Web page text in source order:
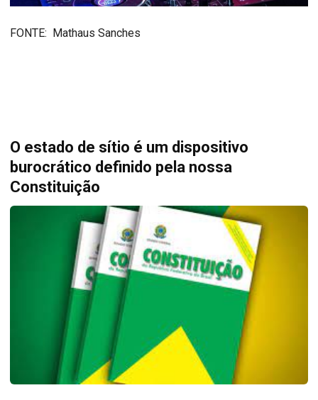
FONTE: Mathaus Sanches
O estado de sítio é um dispositivo
burocrático definido pela nossa
Constituição